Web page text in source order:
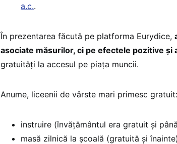
a.c..
În prezentarea făcută pe platforma Eurydice,
asociate măsurilor, ci pe efectele pozitive
gratuități la accesul pe piața muncii.
Anume, liceenii de vârste mari primesc gratuit:
instruire (învățământul era gratuit și
masă zilnică la școală (gratuită și înainte)